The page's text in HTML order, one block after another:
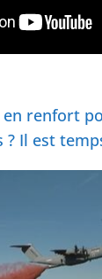
renfort
? Il est